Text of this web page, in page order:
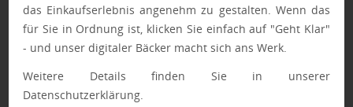
das Einkaufserlebnis angenehm zu gestalten. Wenn das
für Sie in Ordnung ist, klicken Sie einfach auf "Geht Klar"
- und unser digitaler Bäcker macht sich ans Werk.
Weitere Details finden Sie in unserer
Datenschutzerklärung.
Gewicht: ca. 2,8 g
Gewicht inkl.
Verpackung:
ca. 2,8 g
Verpackung: konventionellen Werbetütchen